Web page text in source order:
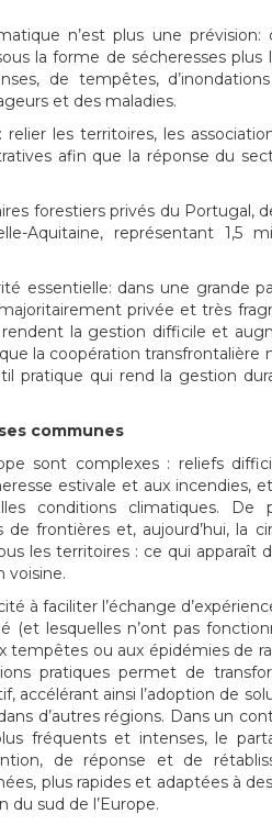
n’est plus une prévision:
la forme de sécheresses plus
de tempêtes,
et des maladies.
relier les territoires, les
afin que la réponse du
forestiers privés du Portugal,
Aquitaine, représentant 1,5
essentielle: dans une grande
privée et très
la gestion difficile et
la coopération transfrontalière
pratique qui rend la gestion
communes
sont complexes : reliefs
estivale et aux incendies,
conditions climatiques. De
frontières et, aujourd’hui, la
les territoires : ce qui apparaît
voisine.
à faciliter l’échange
(et lesquelles n’ont pas
tempêtes ou aux épidémies de
pratiques permet de
accélérant ainsi l’adoption de
d’autres régions. Dans un
fréquents et intenses, le
de réponse et de
plus rapides et adaptées à
du sud de l’Europe.